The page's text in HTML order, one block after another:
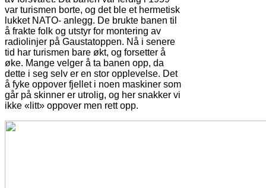
var turismen borte, og det ble et hermetisk
lukket NATO- anlegg. De brukte banen til
å frakte folk og utstyr for montering av
radiolinjer på Gaustatoppen. Nå i senere
tid har turismen bare økt, og forsetter å
øke. Mange velger å ta banen opp, da
dette i seg selv er en stor opplevelse. Det
å fyke oppover fjellet i noen maskiner som
går på skinner er utrolig, og her snakker vi
ikke «litt» oppover men rett opp.